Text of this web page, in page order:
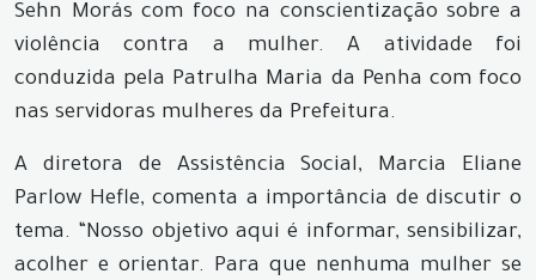
Sehn Morás com foco na conscientização sobre a
violência contra a mulher. A atividade foi
conduzida pela Patrulha Maria da Penha com foco
nas servidoras mulheres da Prefeitura.
A diretora de Assistência Social, Marcia Eliane
Parlow Hefle, comenta a importância de discutir o
tema. “Nosso objetivo aqui é informar, sensibilizar,
acolher e orientar. Para que nenhuma mulher se